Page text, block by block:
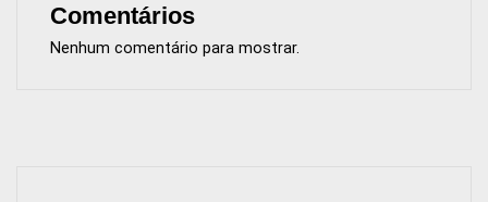
Comentários
Nenhum comentário para mostrar.